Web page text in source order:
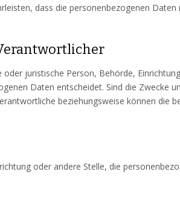
dass die personenbezogenen
juristische Person, Behörde,
Daten entscheidet. Sind die Zwecke
beziehungsweise können die
oder andere Stelle, die